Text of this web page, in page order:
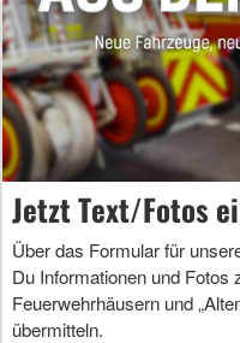
Jetzt Text/Fotos
Über das Formular für
Du Informationen und Fotos
Feuerwehrhäusern und
übermitteln.